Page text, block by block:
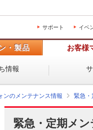
サポート イベ
・製品 お客様
情報
ンのメンテナンス情報 緊急・
緊急・定期メ